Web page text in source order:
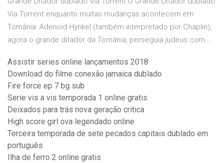
Via Torrent enquanto muitas mudanças acontecem em
Tomânia: Adenoid Hynkel (também interpretado por Chaplin),
agora o grande ditador da Tomânia, perseguia judeus com …
Assistir series online lançamentos 2018
Download do filme conexão jamaica dublado
Fire force ep 7 bg sub
Serie vis a vis temporada 1 online gratis
Deixados para trás nova geração critica
High score girl ova legendado online
Terceira temporada de sete pecados capitais dublado em
português
Ilha de ferro 2 online gratis